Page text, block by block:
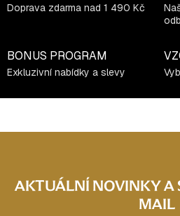
Doprava zdarma nad 1 490 Kč
BONUS PROGRAM
Exkluzivní nabídky a slevy
AKTUÁLNÍ NOVINKY A
MAIL